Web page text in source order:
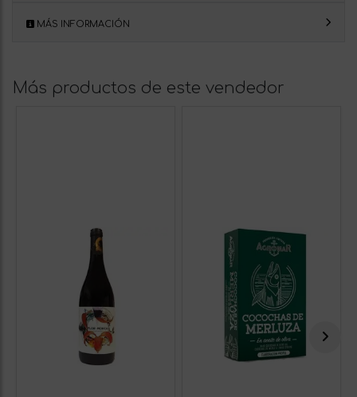
MÁS INFORMACIÓN
Más productos de este vendedor